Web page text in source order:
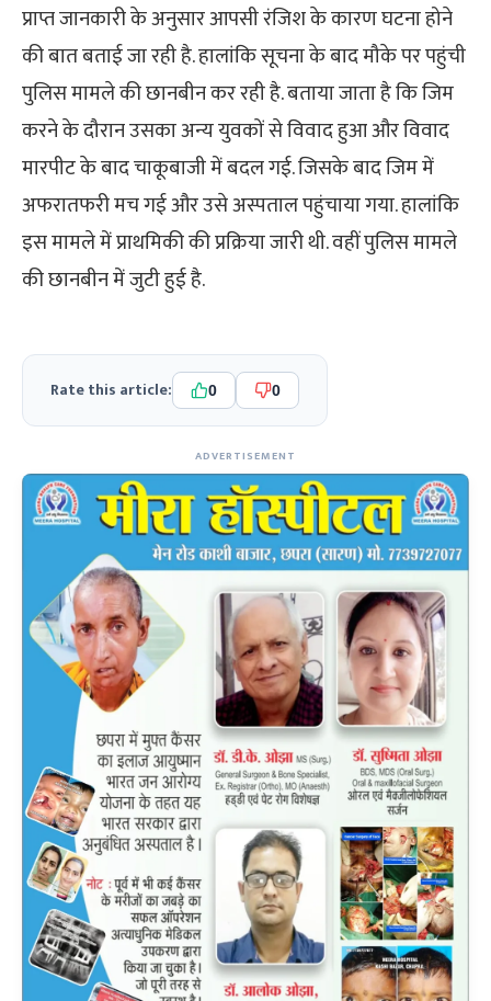
प्राप्त जानकारी के अनुसार आपसी रंजिश के कारण घटना होने
की बात बताई जा रही है. हालांकि सूचना के बाद मौके पर पहुंची
पुलिस मामले की छानबीन कर रही है. बताया जाता है कि जिम
करने के दौरान उसका अन्य युवकों से विवाद हुआ और विवाद
मारपीट के बाद चाकूबाजी में बदल गई. जिसके बाद जिम में
अफरातफरी मच गई और उसे अस्पताल पहुंचाया गया. हालांकि
इस मामले में प्राथमिकी की प्रक्रिया जारी थी. वहीं पुलिस मामले
की छानबीन में जुटी हुई है.
Rate this article: 0 0
ADVERTISEMENT